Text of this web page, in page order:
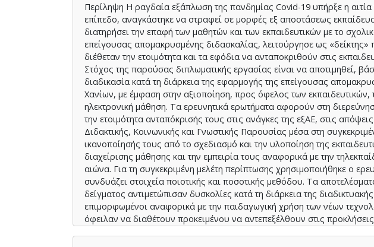
Περίληψη Η ραγδαία εξάπλωση της πανδημίας Covid-19 υπήρξε η αιτία
επίπεδο, αναγκάστηκε να στραφεί σε μορφές εξ αποστάσεως
διατηρήσει την επαφή των μαθητών και των εκπαιδευτικών με το
επείγουσας απομακρυσμένης διδασκαλίας, λειτούργησε ως
διέθεταν την ετοιμότητα και τα εφόδια να ανταποκριθούν στις
Στόχος της παρούσας διπλωματικής εργασίας είναι να αποτιμηθεί,
διαδικασία κατά τη διάρκεια της εφαρμογής της επείγουσας
Χανίων, με έμφαση στην αξιοποίηση, προς όφελος των
ηλεκτρονική μάθηση. Τα ερευνητικά ερωτήματα αφορούν στη
την ετοιμότητα ανταπόκρισής τους στις ανάγκες της εξΑΕ, στις
Διδακτικής, Κοινωνικής και Γνωστικής Παρουσίας μέσα στη
ικανοποίησής τους από το σχεδιασμό και την υλοποίηση της
διαχείρισης μάθησης και την εμπειρία τους αναφορικά με την
αιώνα. Για τη συγκεκριμένη μελέτη περίπτωσης χρησιμοποιήθηκε ο
συνδυάζει στοιχεία ποιοτικής και ποσοτικής μεθόδου. Τα
δείγματος αντιμετώπισαν δυσκολίες κατά τη διάρκεια της
επιμορφωμένοι αναφορικά με την παιδαγωγική χρήση των νέων
όφειλαν να διαθέτουν προκειμένου να αντεπεξέλθουν στις